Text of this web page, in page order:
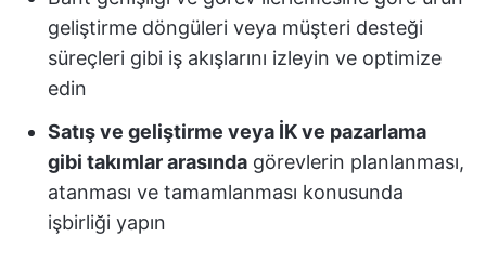
geliştirme döngüleri veya müşteri desteği
süreçleri gibi iş akışlarını izleyin ve optimize
edin
Satış ve geliştirme veya İK ve pazarlama
gibi takımlar arasında görevlerin planlanması,
atanması ve tamamlanması konusunda
işbirliği yapın